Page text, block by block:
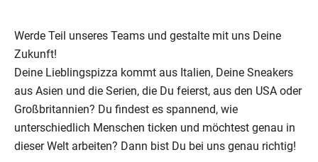
Werde Teil unseres Teams und gestalte mit uns Deine
Zukunft!
Deine Lieblingspizza kommt aus Italien, Deine Sneakers
aus Asien und die Serien, die Du feierst, aus den USA oder
Großbritannien? Du findest es spannend, wie
unterschiedlich Menschen ticken und möchtest genau in
dieser Welt arbeiten? Dann bist Du bei uns genau richtig!